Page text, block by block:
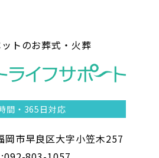
トのお葬式・火葬
間・ 365日対応
市早良区大字小笠木257